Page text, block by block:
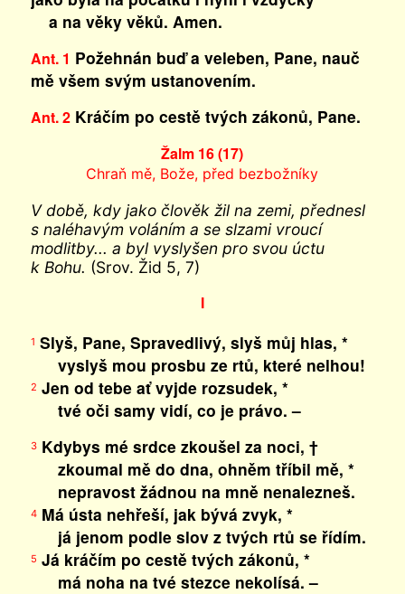
a na věky věků. Amen.
Ant. 1 Požehnán buď a veleben, Pane, nauč
mě všem svým ustanovením.
Ant. 2Kráčím po cestě tvých zákonů, Pane.
Žalm 16 (17)
Chraň mě, Bože, před bezbožníky
V době, kdy jako člověk žil na zemi, přednesl
s naléhavým voláním a se slzami vroucí
modlitby... a byl vyslyšen pro svou úctu
k Bohu. (Srov. Žid 5, 7)
I
1 Slyš, Pane, Spravedlivý, slyš můj hlas, *
vyslyš mou prosbu ze rtů, které nelhou!
2 Jen od tebe ať vyjde rozsudek, *
tvé oči samy vidí, co je právo. –
3Kdybys mé srdce zkoušel za noci, †
zkoumal mě do dna, ohněm tříbil mě, *
nepravost žádnou na mně nenalezneš.
4Má ústa nehřeší, jak bývá zvyk, *
já jenom podle slov z tvých rtů se řídím.
5 Já kráčím po cestě tvých zákonů, *
má noha na tvé stezce nekolísá. –